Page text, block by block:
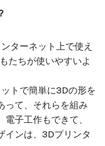
ターネット上で使え
たちが使いやすいよ
トで簡単に3Dの形を
って、それらを組み
子工作もできて、
インは、3Dプリンタ